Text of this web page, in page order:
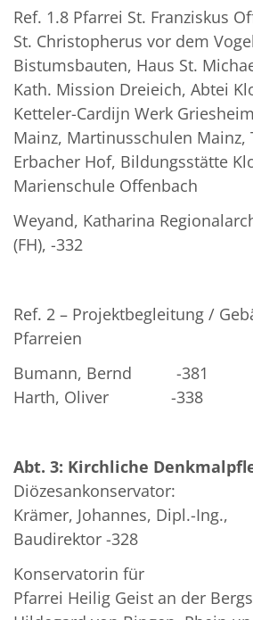
Ref. 1.8 Pfarrei St. Franziskus
St. Christopherus vor dem
Bistumsbauten, Haus St.
Kath. Mission Dreieich, Abtei
Ketteler-Cardijn Werk
Mainz, Martinusschulen Mainz,
Erbacher Hof, Bildungsstätte
Marienschule Offenbach
Weyand, Katharina
(FH), -332
Ref. 2 – Projektbegleitung /
Pfarreien
Bumann, Bernd -381
Harth, Oliver -338
Abt. 3: Kirchliche
Diözesankonservator:
Krämer, Johannes, Dipl.-Ing.,
Baudirektor -328
Konservatorin für
Pfarrei Heilig Geist an der